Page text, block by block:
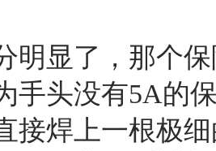
明显了，那个
手头没有5A的
接焊上一根极